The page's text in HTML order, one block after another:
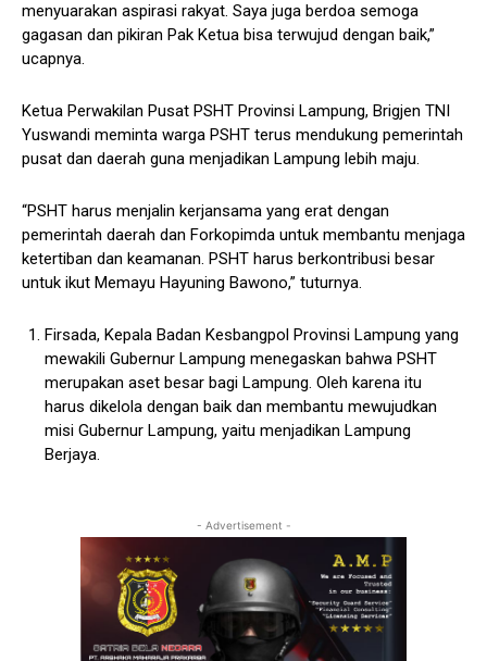
menyuarakan aspirasi rakyat. Saya juga berdoa semoga
gagasan dan pikiran Pak Ketua bisa terwujud dengan baik,”
ucapnya.
Ketua Perwakilan Pusat PSHT Provinsi Lampung, Brigjen TNI
Yuswandi meminta warga PSHT terus mendukung pemerintah
pusat dan daerah guna menjadikan Lampung lebih maju.
“PSHT harus menjalin kerjansama yang erat dengan
pemerintah daerah dan Forkopimda untuk membantu menjaga
ketertiban dan keamanan. PSHT harus berkontribusi besar
untuk ikut Memayu Hayuning Bawono,” tuturnya.
Firsada, Kepala Badan Kesbangpol Provinsi Lampung yang
mewakili Gubernur Lampung menegaskan bahwa PSHT
merupakan aset besar bagi Lampung. Oleh karena itu
harus dikelola dengan baik dan membantu mewujudkan
misi Gubernur Lampung, yaitu menjadikan Lampung
Berjaya.
- Advertisement -